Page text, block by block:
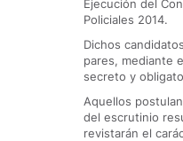
Ejecución del
Policiales 2014.
Dichos
pares, mediante
secreto y
Aquellos
del escrutinio
revistarán el